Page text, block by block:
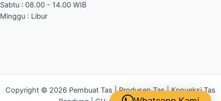
Sabtu : 08.00 - 14.00 WIB
Minggu : Libur
Copyright © 2026 Pembuat Tas | Produsen Tas | Konveksi Tas